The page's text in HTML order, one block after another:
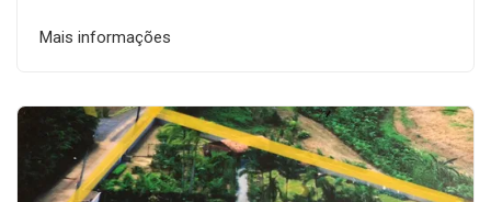
Mais informações